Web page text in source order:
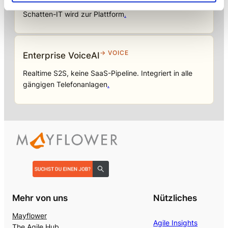
Citizen Developer bauen Apps, IT hält die Kontrolle.
Schatten-IT wird zur Plattform.
Enterprise VoiceAI→ VOICE
Realtime S2S, keine SaaS-Pipeline. Integriert in alle
gängigen Telefonanlagen.
Mehr von uns
Mayflower
Nützliches
Agile Insights